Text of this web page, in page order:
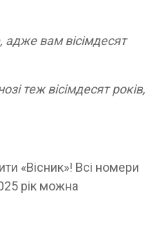
вам вісімдесят
теж вісімдесят років,
«Вісник»! Всі номери
рік можна